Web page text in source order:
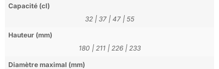
Capacité (cl)
32| 37| 47| 55
Hauteur (mm)
180 | 211| 226| 233
Diamètre maximal (mm)